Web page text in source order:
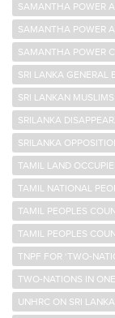
SAMANTHA POWER
SAMANTHA POWER
SAMANTHA POWER
SRI LANKA GENERAL
SRI LANKAN MUSLIMS
SRILANKA
SRILANKA
TAMIL LAND
TAMIL NATIONAL
TAMIL PEOPLES
TAMIL PEOPLES
TNPF FOR ‘TWO-
TWO-NATIONS IN
UNHRC ON SRI LANKA